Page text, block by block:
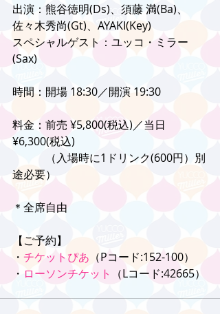
出演：熊谷徳明(Ds)、須藤 満(Ba)、
佐々木秀尚(Gt)、AYAKI(Key)
スペシャルゲスト：ユッコ・ミラー
(Sax)
時間：開場 18:30／開演 19:30
料金：前売 ¥5,800(税込)／当日
¥6,300(税込)
（入場時に1ドリンク(600円）別
途必要）
＊全席自由
【ご予約】
・ チケットぴあ （Pコード:152-100）
・ ローソンチケット （Lコード:42665）